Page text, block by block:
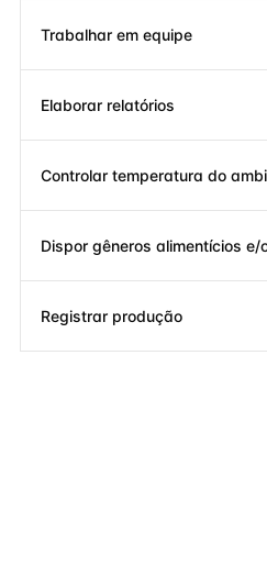
Trabalhar em equipe
Elaborar relatórios
Controlar temperatura do
Dispor gêneros alimentícios e/
Registrar produção